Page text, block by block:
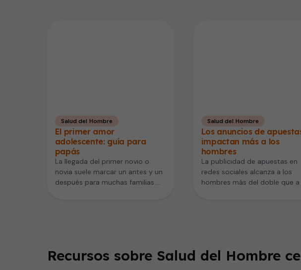
Salud del Hombre
El primer amor
adolescente: guía para
papás
La llegada del primer novio o
novia suele marcar un antes y un
después para muchas familias.
Salud del Hombre
Los anuncios de
impactan más a los
hombres
La publicidad de apuestas en
redes sociales alcanza a los
hombres más del doble que a
Recursos sobre Salud del Hombre